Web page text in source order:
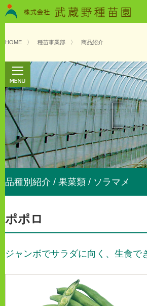
HOME 〉 種苗事業部 〉 商品紹介
品種別紹介 / 果菜類 / ソラマメ
ポポロ
ジャンボでサラダに向く、生食で